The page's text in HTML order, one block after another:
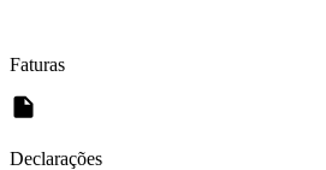
Faturas
Declarações